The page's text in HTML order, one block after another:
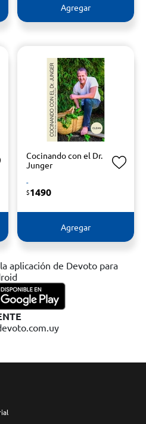
Agregar
Cocinando con el Dr.
Junger
-
$1490
Agregar
aplicación de Devoto para